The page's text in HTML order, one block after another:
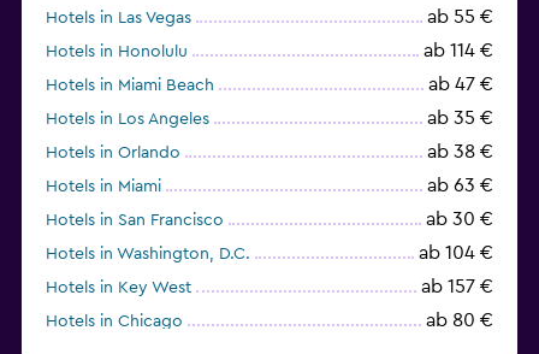
Hotels in Las Vegas ab 55 €
Hotels in Honolulu ab 114 €
Hotels in Miami Beach ab 47 €
Hotels in Los Angeles ab 35 €
Hotels in Orlando ab 38 €
Hotels in Miami ab 63 €
Hotels in San Francisco ab 30 €
Hotels in Washington, D.C. ab 104 €
Hotels in Key West ab 157 €
Hotels in Chicago ab 80 €